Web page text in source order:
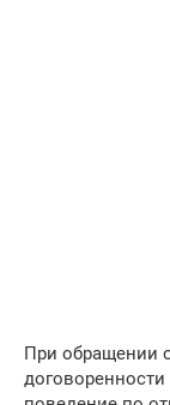
При обращении